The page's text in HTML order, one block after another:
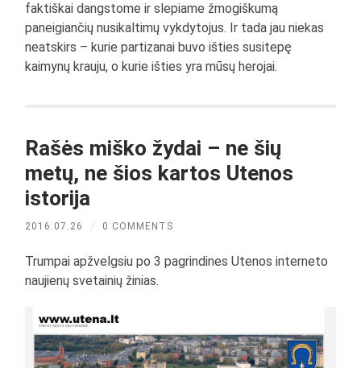
faktiškai dangstome ir slepiame žmogiškumą
paneigiančių nusikaltimų vykdytojus. Ir tada jau niekas
neatskirs – kurie partizanai buvo išties susitepę
kaimynų krauju, o kurie išties yra mūsų herojai.
Rašės miško žydai – ne šių
metų, ne šios kartos Utenos
istorija
2016.07.26 / 0 COMMENTS
Trumpai apžvelgsiu po 3 pagrindines Utenos interneto
naujienų svetainių žinias.